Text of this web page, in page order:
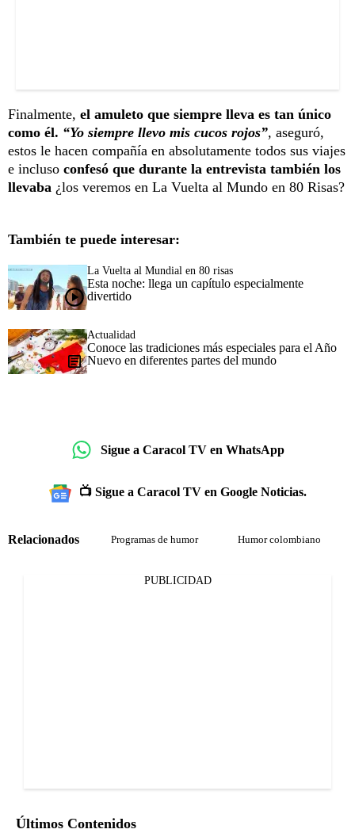
Finalmente, el amuleto que siempre lleva es tan único
como él. “Yo siempre llevo mis cucos rojos”, aseguró,
estos le hacen compañía en absolutamente todos sus viajes
e incluso confesó que durante la entrevista también los
llevaba ¿los veremos en La Vuelta al Mundo en 80 Risas?
También te puede interesar:
La Vuelta al Mundial en 80 risas
Esta noche: llega un capítulo especialmente
divertido
Actualidad
Conoce las tradiciones más especiales para el Año
Nuevo en diferentes partes del mundo
Sigue a Caracol TV en WhatsApp
📺 Sigue a Caracol TV en Google Noticias.
Relacionados Programas de humor Humor colombiano
PUBLICIDAD
Últimos Contenidos